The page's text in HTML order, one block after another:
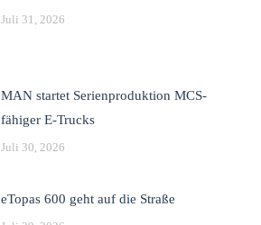
Juli 31, 2026
MAN startet Serienproduktion MCS-
fähiger E-Trucks
Juli 30, 2026
eTopas 600 geht auf die Straße